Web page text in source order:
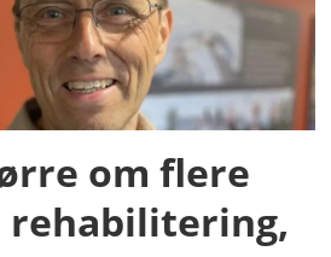
om flere